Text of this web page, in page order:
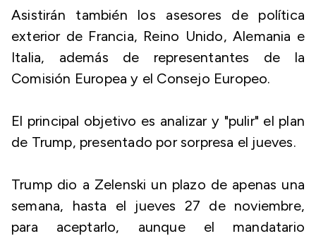
Asistirán también los asesores de política
exterior de Francia, Reino Unido, Alemania e
Italia, además de representantes de la
Comisión Europea y el Consejo Europeo.
El principal objetivo es analizar y "pulir" el plan
de Trump, presentado por sorpresa el jueves.
Trump dio a Zelenski un plazo de apenas una
semana, hasta el jueves 27 de noviembre,
para aceptarlo, aunque el mandatario